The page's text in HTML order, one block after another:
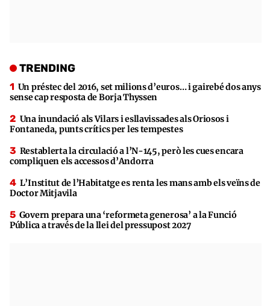
TRENDING
Un préstec del 2016, set milions d’euros… i gairebé dos anys
sense cap resposta de Borja Thyssen
Una inundació als Vilars i esllavissades als Oriosos i
Fontaneda, punts crítics per les tempestes
Restablerta la circulació a l’N-145, però les cues encara
compliquen els accessos d’Andorra
L’Institut de l’Habitatge es renta les mans amb els veïns de
Doctor Mitjavila
Govern prepara una ‘reformeta generosa’ a la Funció
Pública a través de la llei del pressupost 2027